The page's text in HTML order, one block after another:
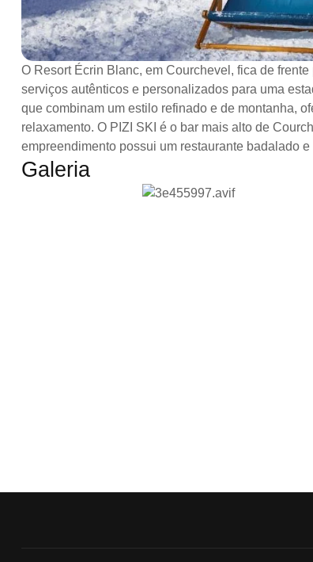
O Resort Écrin Blanc, em Courchevel, fica de
serviços autênticos e personalizados para uma
que combinam um estilo refinado e de montanha,
relaxamento. O PIZI SKI é o bar mais alto de
empreendimento possui um restaurante badalado e
Galeria